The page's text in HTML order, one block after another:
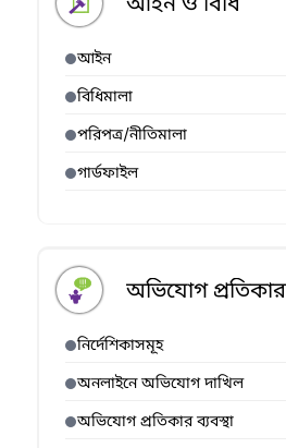
আইন
বিধিমালা
পরিপত্র/নীতিমালা
গার্ডফাইল
অভিযোগ প্রতিকার
নির্দেশিকাসমূহ
অনলাইনে অভিযোগ দাখিল
অভিযোগ প্রতিকার ব্যবস্থা